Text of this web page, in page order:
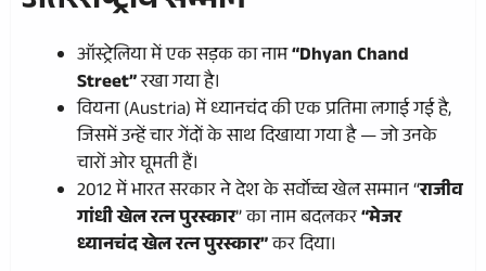
ऑस्ट्रेलिया में एक सड़क का नाम“Dhyan Chand
Street”रखा गया है।
वियना (Austria) में ध्यानचंद की एक प्रतिमा लगाई गई है,
जिसमें उन्हें चार गेंदों के साथ दिखाया गया है — जो उनके
चारों ओर घूमती हैं।
2012 में भारत सरकार ने देश के सर्वोच्च खेल सम्मान “राजीव
गांधी खेल रत्न पुरस्कार” का नाम बदलकर“मेजर
ध्यानचंद खेल रत्न पुरस्कार”कर दिया।